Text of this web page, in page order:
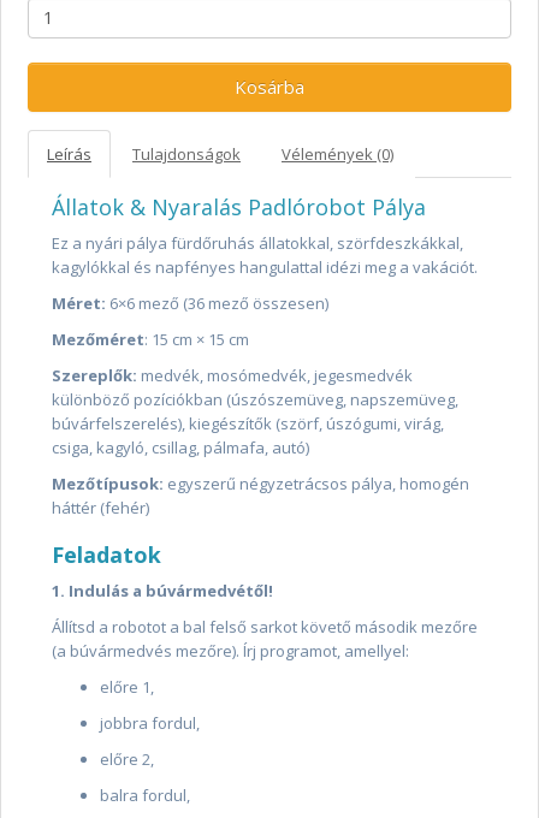
Kosárba
Leírás Tulajdonságok Vélemények (0)
Állatok & Nyaralás Padlórobot Pálya
Ez a nyári pálya fürdőruhás állatokkal, szörfdeszkákkal,
kagylókkal és napfényes hangulattal idézi meg a vakációt.
Méret: 6×6 mező (36 mező összesen)
Mezőméret: 15 cm × 15 cm
Szereplők: medvék, mosómedvék, jegesmedvék
különböző pozíciókban (úszószemüveg, napszemüveg,
búvárfelszerelés), kiegészítők (szörf, úszógumi, virág,
csiga, kagyló, csillag, pálmafa, autó)
Mezőtípusok: egyszerű négyzetrácsos pálya, homogén
háttér (fehér)
Feladatok
1. Indulás a búvármedvétől!
Állítsd a robotot a bal felső sarkot követő második mezőre
(a búvármedvés mezőre). Írj programot, amellyel:
előre 1,
jobbra fordul,
előre 2,
balra fordul,